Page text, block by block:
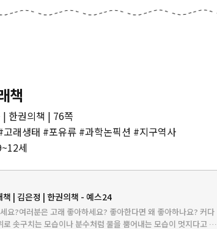
책
| 한권의책 | 76쪽
래생태 #포유류 #과학논픽션 #지구역사
세
책 | 김은정 | 한권의책 - 예스24
요?여러분은 고래 좋아하세요? 좋아한다면 왜 좋아하나요? 커다
로 솟구치는 모습이나 분수처럼 물을 뿜어내는 모습이 멋지다고 생